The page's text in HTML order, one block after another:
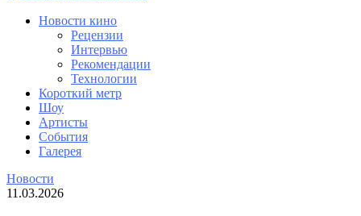
Новости кино
Рецензии
Интервью
Рекомендации
Технологии
Короткий метр
Шоу
Артисты
События
Галерея
Новости
11.03.2026